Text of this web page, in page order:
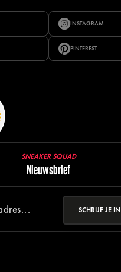
INSTAGRAM
PINTEREST
SNEAKER SQUAD
Nieuwsbrief
SCHRIJF JE IN